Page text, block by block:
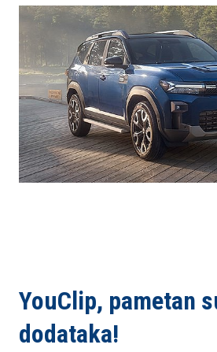
YouClip, pametan
dodataka!